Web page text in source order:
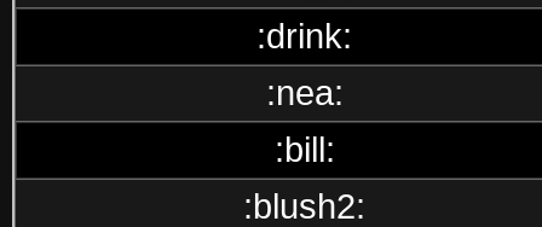
:drink:
:nea:
:bill:
:blush2: